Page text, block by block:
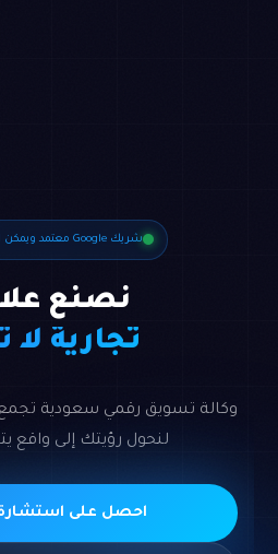
شريك Google معتمد ويمكن التحقق منه رسمياً
نصنع
تجارية
وكالة تسويق رقمي سعودية تجمع
لنحول رؤيتك إلى واقع
احصل على استشارة